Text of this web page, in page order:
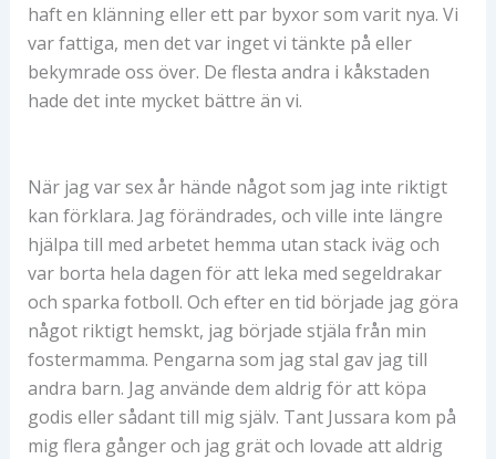
haft en klänning eller ett par byxor som varit nya. Vi
var fattiga, men det var inget vi tänkte på eller
bekymrade oss över. De flesta andra i kåkstaden
hade det inte mycket bättre än vi.
När jag var sex år hände något som jag inte riktigt
kan förklara. Jag förändrades, och ville inte längre
hjälpa till med arbetet hemma utan stack iväg och
var borta hela dagen för att leka med segeldrakar
och sparka fotboll. Och efter en tid började jag göra
något riktigt hemskt, jag började stjäla från min
fostermamma. Pengarna som jag stal gav jag till
andra barn. Jag använde dem aldrig för att köpa
godis eller sådant till mig själv. Tant Jussara kom på
mig flera gånger och jag grät och lovade att aldrig